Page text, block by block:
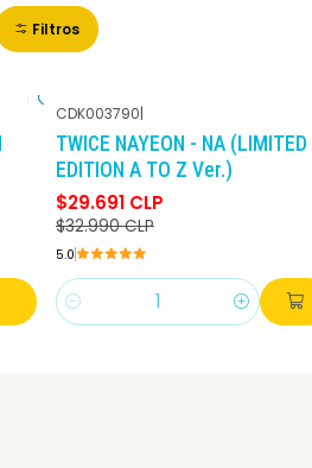
Filtros
-10%DCTO
CDK003790|
TWICE NAYEON - NA (LIMITED
EDITION A TO Z Ver.)
$29.691 CLP
$32.990 CLP
5.0
Cantidad